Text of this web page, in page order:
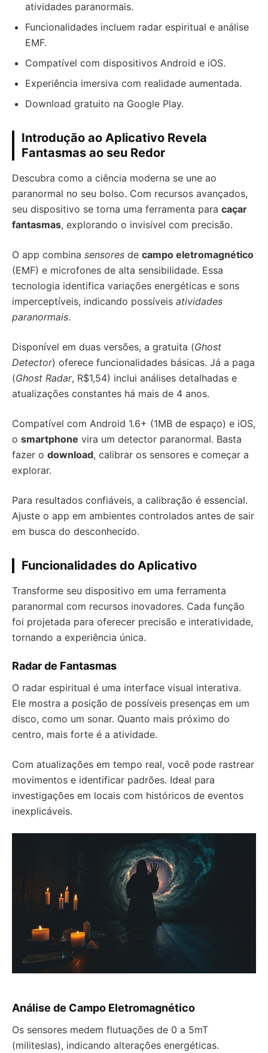
atividades paranormais.
Funcionalidades incluem radar espiritual e análise
EMF.
Compatível com dispositivos Android e iOS.
Experiência imersiva com realidade aumentada.
Download gratuito na Google Play.
Introdução ao Aplicativo Revela
Fantasmas ao seu Redor
Descubra como a ciência moderna se une ao
paranormal no seu bolso. Com recursos avançados,
seu dispositivo se torna uma ferramenta para caçar
fantasmas, explorando o invisível com precisão.
O app combina sensores de campo eletromagnético
(EMF) e microfones de alta sensibilidade. Essa
tecnologia identifica variações energéticas e sons
imperceptíveis, indicando possíveis atividades
paranormais.
Disponível em duas versões, a gratuita (Ghost
Detector) oferece funcionalidades básicas. Já a paga
(Ghost Radar, R$1,54) inclui análises detalhadas e
atualizações constantes há mais de 4 anos.
Compatível com Android 1.6+ (1MB de espaço) e iOS,
o smartphone vira um detector paranormal. Basta
fazer o download, calibrar os sensores e começar a
explorar.
Para resultados confiáveis, a calibração é essencial.
Ajuste o app em ambientes controlados antes de sair
em busca do desconhecido.
Funcionalidades do Aplicativo
Transforme seu dispositivo em uma ferramenta
paranormal com recursos inovadores. Cada função
foi projetada para oferecer precisão e interatividade,
tornando a experiência única.
Radar de Fantasmas
O radar espiritual é uma interface visual interativa.
Ele mostra a posição de possíveis presenças em um
disco, como um sonar. Quanto mais próximo do
centro, mais forte é a atividade.
Com atualizações em tempo real, você pode rastrear
movimentos e identificar padrões. Ideal para
investigações em locais com históricos de eventos
inexplicáveis.
Análise de Campo Eletromagnético
Os sensores medem flutuações de 0 a 5mT
(militeslas), indicando alterações energéticas.